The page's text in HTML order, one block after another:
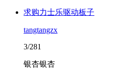
求购力士乐驱动板子
tangtangzx
3/281
银杏银杏